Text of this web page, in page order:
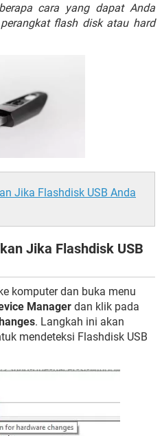
cara yang dapat Anda
flash disk atau hard
Jika Flashdisk USB Anda
Jika Flashdisk USB
komputer dan buka menu
Manager dan klik pada
. Langkah ini akan
mendeteksi Flashdisk USB